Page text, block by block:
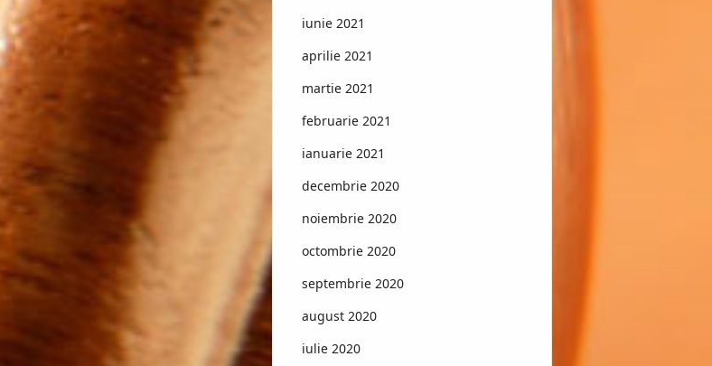
iunie 2021
aprilie 2021
martie 2021
februarie 2021
ianuarie 2021
decembrie 2020
noiembrie 2020
octombrie 2020
septembrie 2020
august 2020
iulie 2020